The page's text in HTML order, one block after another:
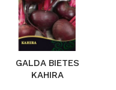
GALDA BIETES
KAHIRA